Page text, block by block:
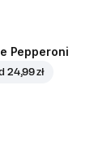
Pepperoni
24,99 zł